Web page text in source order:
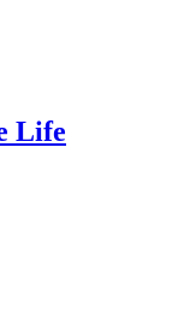
Life